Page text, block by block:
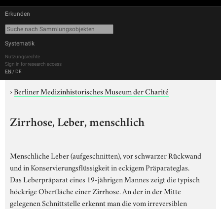
Erkunden
Systematik
Nutzungsrechte
Sign in for research access
EN / DE
›Berliner Medizinhistorisches Museum der Charité
Zirrhose, Leber, menschlich
Menschliche Leber (aufgeschnitten), vor schwarzer Rückwand
und in Konservierungsflüssigkeit in eckigem Präparateglas.
Das Leberpräparat eines 19-jährigen Mannes zeigt die typisch
höckrige Oberfläche einer Zirrhose. An der in der Mitte
gelegenen Schnittstelle erkennt man die vom irreversiblen